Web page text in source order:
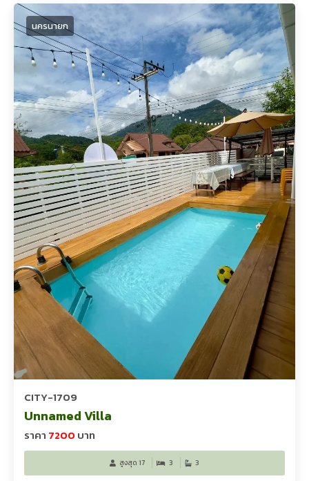
นครนายก
CITY-1709
Unnamed Villa
ราคา 7200 บาท
สูงสุด 17 3 3